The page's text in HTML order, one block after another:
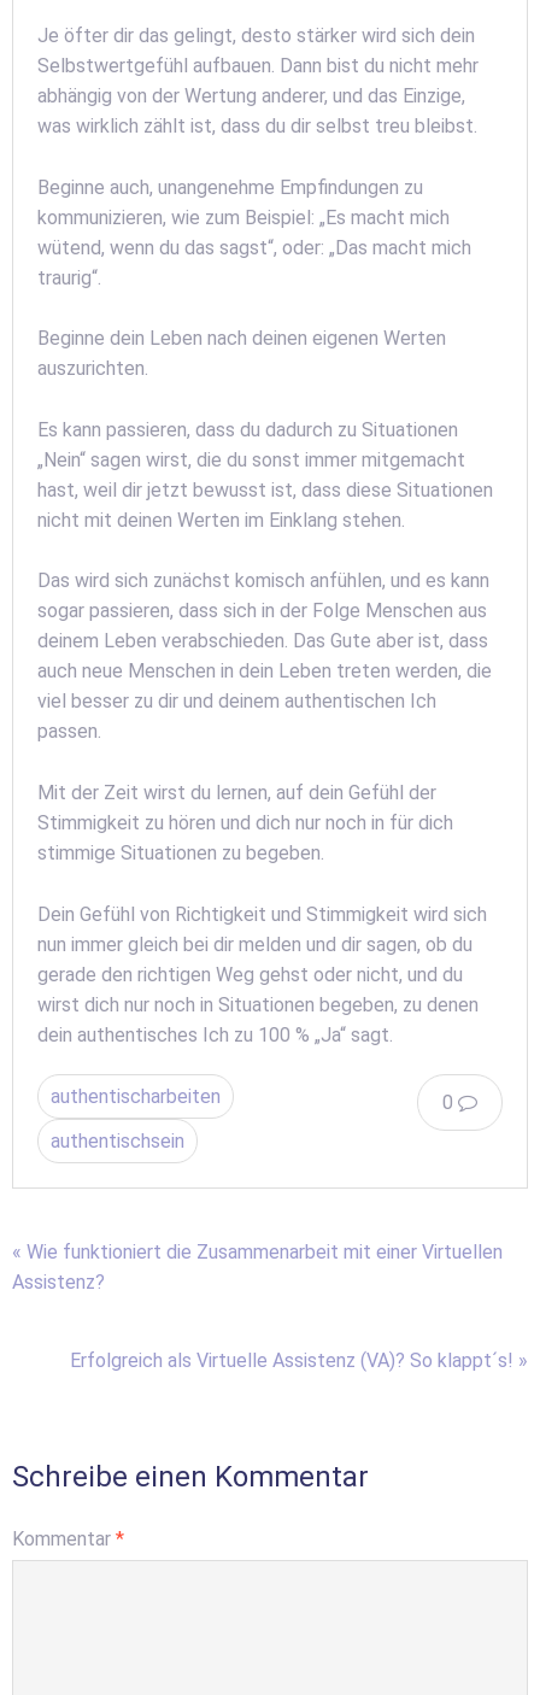
Je öfter dir das gelingt, desto stärker wird sich dein
Selbstwertgefühl aufbauen. Dann bist du nicht mehr
abhängig von der Wertung anderer, und das Einzige,
was wirklich zählt ist, dass du dir selbst treu bleibst.
Beginne auch, unangenehme Empfindungen zu
kommunizieren, wie zum Beispiel: „Es macht mich
wütend, wenn du das sagst“, oder: „Das macht mich
traurig“.
Beginne dein Leben nach deinen eigenen Werten
auszurichten.
Es kann passieren, dass du dadurch zu Situationen
„Nein“ sagen wirst, die du sonst immer mitgemacht
hast, weil dir jetzt bewusst ist, dass diese Situationen
nicht mit deinen Werten im Einklang stehen.
Das wird sich zunächst komisch anfühlen, und es kann
sogar passieren, dass sich in der Folge Menschen aus
deinem Leben verabschieden. Das Gute aber ist, dass
auch neue Menschen in dein Leben treten werden, die
viel besser zu dir und deinem authentischen Ich
passen.
Mit der Zeit wirst du lernen, auf dein Gefühl der
Stimmigkeit zu hören und dich nur noch in für dich
stimmige Situationen zu begeben.
Dein Gefühl von Richtigkeit und Stimmigkeit wird sich
nun immer gleich bei dir melden und dir sagen, ob du
gerade den richtigen Weg gehst oder nicht, und du
wirst dich nur noch in Situationen begeben, zu denen
dein authentisches Ich zu 100 % „Ja“ sagt.
0
authentischarbeiten
authentischsein
« Wie funktioniert die Zusammenarbeit mit einer Virtuellen
Assistenz?
Erfolgreich als Virtuelle Assistenz (VA)? So klappt´s! »
Schreibe einen Kommentar
Kommentar *